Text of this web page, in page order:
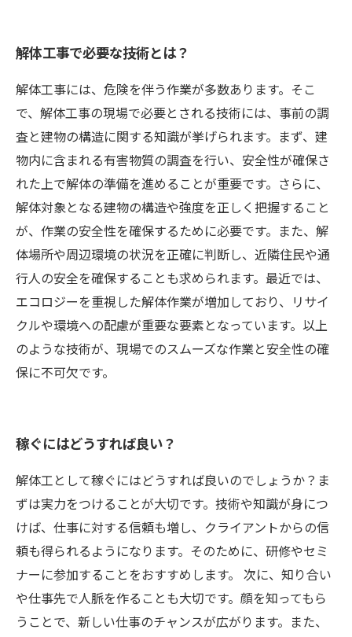
解体工事で必要な技術とは？
解体工事には、危険を伴う作業が多数あります。そこ
で、解体工事の現場で必要とされる技術には、事前の調
査と建物の構造に関する知識が挙げられます。まず、建
物内に含まれる有害物質の調査を行い、安全性が確保さ
れた上で解体の準備を進めることが重要です。さらに、
解体対象となる建物の構造や強度を正しく把握すること
が、作業の安全性を確保するために必要です。また、解
体場所や周辺環境の状況を正確に判断し、近隣住民や通
行人の安全を確保することも求められます。最近では、
エコロジーを重視した解体作業が増加しており、リサイ
クルや環境への配慮が重要な要素となっています。以上
のような技術が、現場でのスムーズな作業と安全性の確
保に不可欠です。
稼ぐにはどうすれば良い？
解体工として稼ぐにはどうすれば良いのでしょうか？ま
ずは実力をつけることが大切です。技術や知識が身につ
けば、仕事に対する信頼も増し、クライアントからの信
頼も得られるようになります。そのために、研修やセミ
ナーに参加することをおすすめします。 次に、知り合い
や仕事先で人脈を作ることも大切です。顔を知ってもら
うことで、新しい仕事のチャンスが広がります。また、